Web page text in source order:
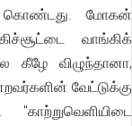
கொண்டது. மோகன்
வாங்கிக்
கீழே விழுந்தானா,
வேட்டுக்கு